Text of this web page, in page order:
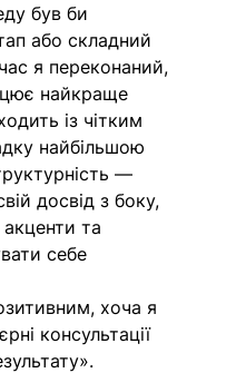
був би
або складний
я переконаний,
найкраще
із чітким
найбільшою
—
досвід з боку,
та
себе
хоча я
консультації